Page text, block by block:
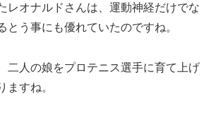
レオナルドさんは、運動神経だけでな
とう事にも優れていたのですね。
二人の娘をプロテニス選手に育て上げ
ますね。